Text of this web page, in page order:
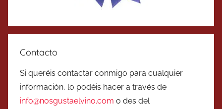
Contacto
Si queréis contactar conmigo para cualquier
información, lo podéis hacer a través de
info@nosgustaelvino.com o des del